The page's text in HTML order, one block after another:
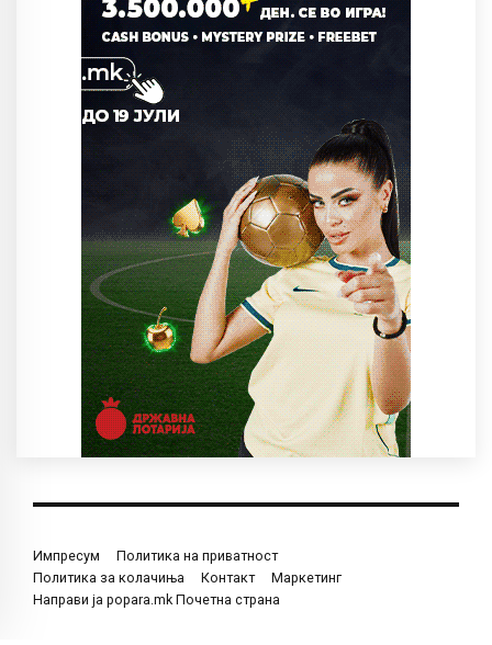
Импресум
Политика на приватност
Политика за колачиња
Контакт
Маркетинг
Направи ја popara.mk Почетна страна